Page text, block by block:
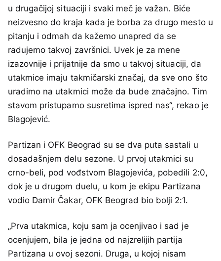
u drugačijoj situaciji i svaki meč je važan. Biće
neizvesno do kraja kada je borba za drugo mesto u
pitanju i odmah da kažemo unapred da se
radujemo takvoj završnici. Uvek je za mene
izazovnije i prijatnije da smo u takvoj situaciji, da
utakmice imaju takmičarski značaj, da sve ono što
uradimo na utakmici može da bude značajno. Tim
stavom pristupamo susretima ispred nas“, rekao je
Blagojević.
Partizan i OFK Beograd su se dva puta sastali u
dosadašnjem delu sezone. U prvoj utakmici su
crno-beli, pod vođstvom Blagojevića, pobedili 2:0,
dok je u drugom duelu, u kom je ekipu Partizana
vodio Damir Čakar, OFK Beograd bio bolji 2:1.
„Prva utakmica, koju sam ja ocenjivao i sad je
ocenjujem, bila je jedna od najzrelijih partija
Partizana u ovoj sezoni. Druga, u kojoj nisam